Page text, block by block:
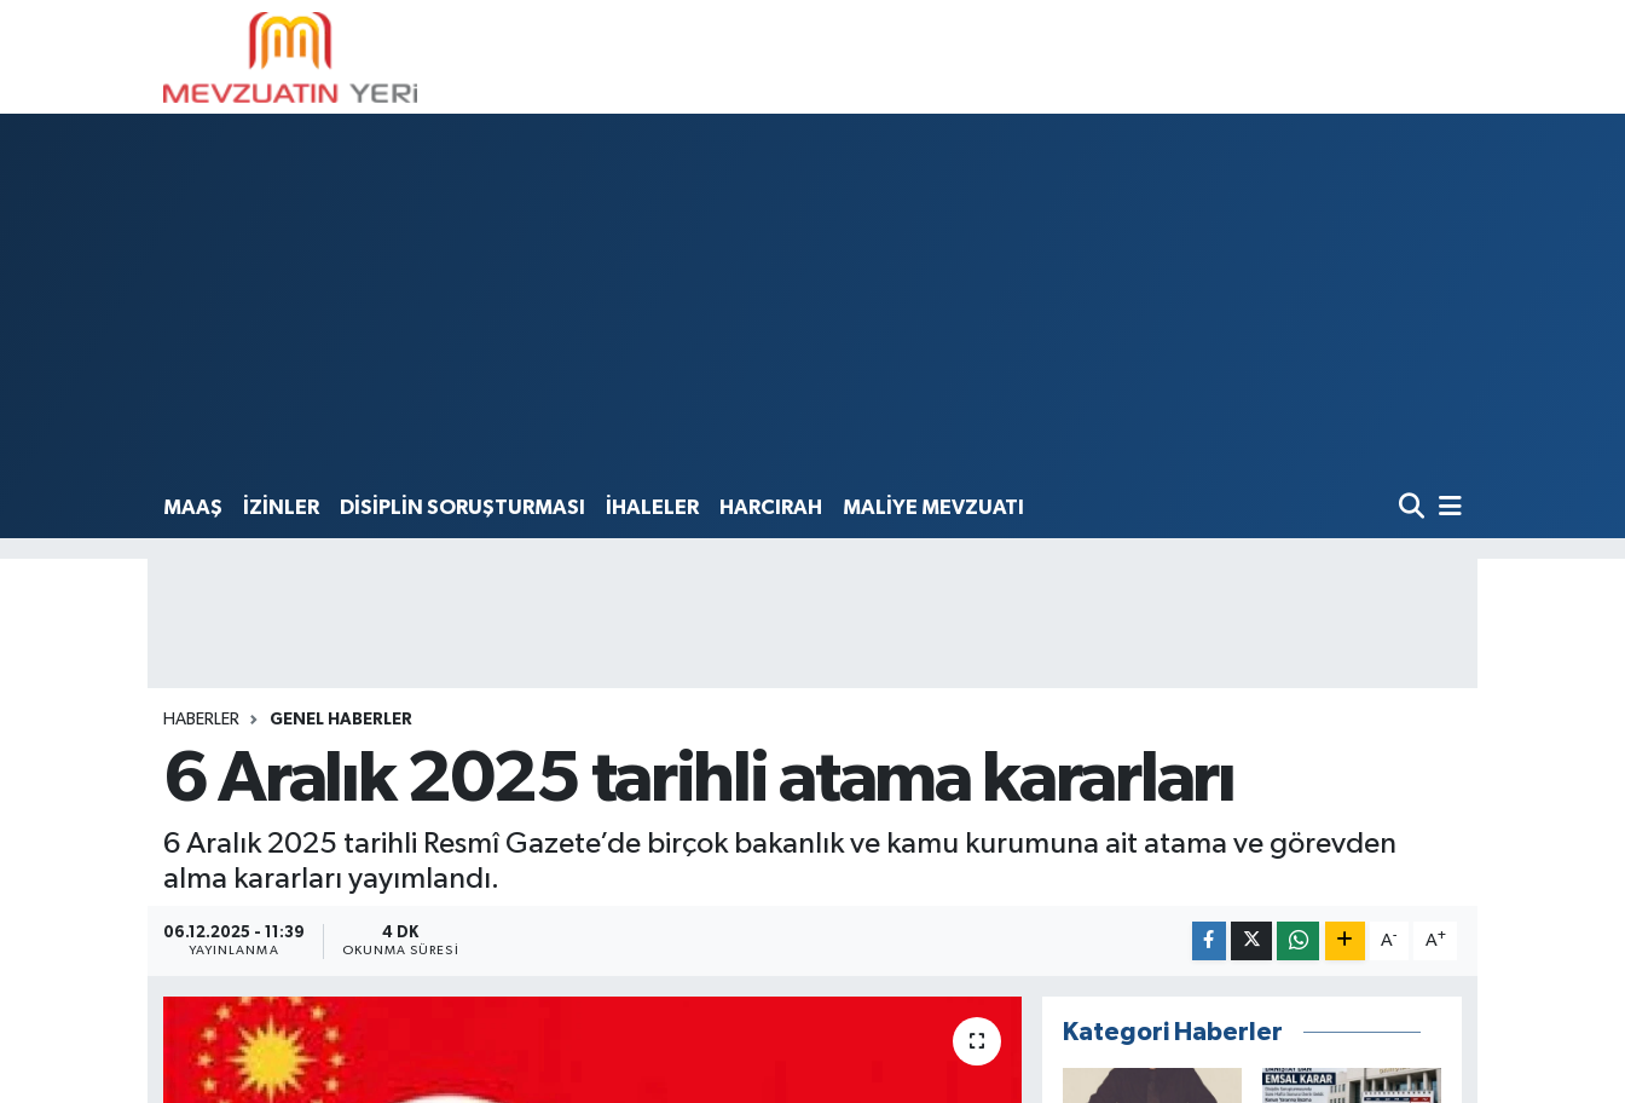
MAAŞ İZİNLER DİSİPLİN SORUŞTURMASI İHALELER HARCIRAH MALİYE MEVZUATI
HABERLER GENEL HABERLER
6 Aralık 2025 tarihli atama kararları
6 Aralık 2025 tarihli Resmî Gazete’de birçok bakanlık ve kamu kurumuna ait atama ve görevden
alma kararları yayımlandı.
06.12.2025 - 11:39
YAYINLANMA
4 DK
OKUNMA SÜRESI
A- A+
Kategori Haberler